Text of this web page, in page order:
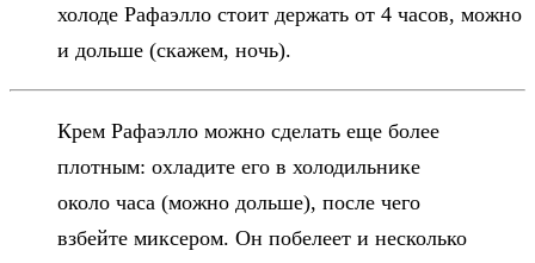
холоде Рафаэлло стоит держать от 4 часов, можно
и дольше (скажем, ночь).
Крем Рафаэлло можно сделать еще более
плотным: охладите его в холодильнике
около часа (можно дольше), после чего
взбейте миксером. Он побелеет и несколько